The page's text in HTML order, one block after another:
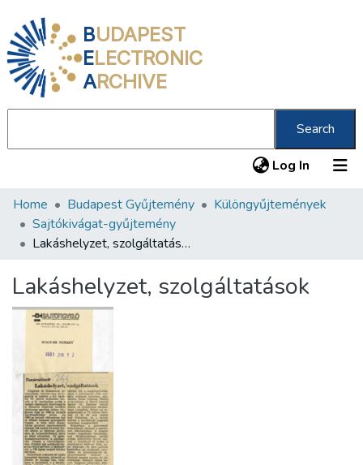
BUDAPEST
ELECTRONIC
ARCHIVE
Search
Log In (current)
Communities & Collections
All of DSpace
About us
Home Budapest Gyűjtemény
Különgyűjtemények
Sajtókivágat-gyűjtemény
Lakáshelyzet, szolgáltatások
Lakáshelyzet, szolgáltatások